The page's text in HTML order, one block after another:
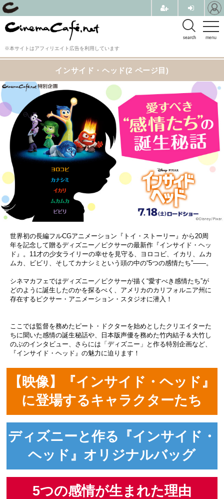
menu
search
※本サイトはアフィリエイト広告を利用しています
インサイド・ヘッド(2 ページ目)
世界初の長編フルCGアニメーション『トイ・ストーリー』から20周
年を記念して贈るディズニー／ピクサーの最新作『インサイド・ヘッ
ド』。11才の少女ライリーの幸せを見守る、ヨロコビ、イカリ、ムカ
ムカ、ビビリ、そしてカナシミという頭の中の“5つの感情たち”――。
シネマカフェではディズニー／ピクサーが描く“愛すべき感情たち”が
どのように誕生したのかを探るべく、アメリカのカリフォルニア州に
存在するピクサー・アニメーション・スタジオに潜入！
ここでは監督を務めたピート・ドクターを始めとしたクリエイターた
ちに聞いた感情の誕生秘話や、日本版声優を務めた竹内結子＆大竹し
のぶのインタビュー、さらには「ディズニー」と作る特別企画など、
『インサイド・ヘッド』の魅力に迫ります！
【映像】『インサイド・ヘッド』
に登場するキャラクターたち
ディズニーと作る『インサイド・
ヘッド』オリジナルバッグ
5つの感情が生まれた理由